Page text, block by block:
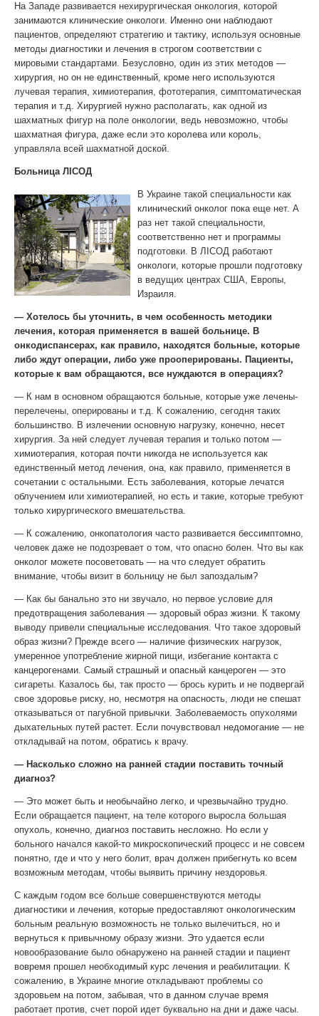
На Западе развивается нехирургическая онкология, которой
занимаются клинические онкологи. Именно они наблюдают
пациентов, определяют стратегию и тактику, используя основные
методы диагностики и лечения в строгом соответствии с
мировыми стандартами. Безусловно, один из этих методов —
хирургия, но он не единственный, кроме него используются
лучевая терапия, химиотерапия, фототерапия, симптоматическая
терапия и т.д. Хирургией нужно располагать, как одной из
шахматных фигур на поле онкологии, ведь невозможно, чтобы
шахматная фигура, даже если это королева или король,
управляла всей шахматной доской.
Больница ЛІСОД
В Украине такой специальности как
клинический онколог пока еще нет. А
раз нет такой специальности,
соответственно нет и программы
подготовки. В ЛІСОД работают
онкологи, которые прошли подготовку
в ведущих центрах США, Европы,
Израиля.
— Хотелось бы уточнить, в чем особенность методики
лечения, которая применяется в вашей больнице. В
онкодиспансерах, как правило, находятся больные, которые
либо ждут операции, либо уже прооперированы. Пациенты,
которые к вам обращаются, все нуждаются в операциях?
— К нам в основном обращаются больные, которые уже лечены-
перелечены, оперированы и т.д. К сожалению, сегодня таких
большинство. В излечении основную нагрузку, конечно, несет
хирургия. За ней следует лучевая терапия и только потом —
химиотерапия, которая почти никогда не используется как
единственный метод лечения, она, как правило, применяется в
сочетании с остальными. Есть заболевания, которые лечатся
облучением или химиотерапией, но есть и такие, которые требуют
только хирургического вмешательства.
— К сожалению, онкопатология часто развивается бессимптомно,
человек даже не подозревает о том, что опасно болен. Что вы как
онколог можете посоветовать — на что следует обратить
внимание, чтобы визит в больницу не был запоздалым?
— Как бы банально это ни звучало, но первое условие для
предотвращения заболевания — здоровый образ жизни. К такому
выводу привели специальные исследования. Что такое здоровый
образ жизни? Прежде всего — наличие физических нагрузок,
умеренное употребление жирной пищи, избегание контакта с
канцерогенами. Самый страшный и опасный канцероген — это
сигареты. Казалось бы, так просто — брось курить и не подвергай
свое здоровье риску, но, несмотря на опасность, люди не спешат
отказываться от пагубной привычки. Заболеваемость опухолями
дыхательных путей растет. Если почувствовал недомогание — не
откладывай на потом, обратись к врачу.
— Насколько сложно на ранней стадии поставить точный
диагноз?
— Это может быть и необычайно легко, и чрезвычайно трудно.
Если обращается пациент, на теле которого выросла большая
опухоль, конечно, диагноз поставить несложно. Но если у
больного начался какой-то микроскопический процесс и не совсем
понятно, где и что у него болит, врач должен прибегнуть ко всем
возможным методам, чтобы выявить причину нездоровья.
С каждым годом все больше совершенствуются методы
диагностики и лечения, которые предоставляют онкологическим
больным реальную возможность не только вылечиться, но и
вернуться к привычному образу жизни. Это удается если
новообразование было обнаружено на ранней стадии и пациент
вовремя прошел необходимый курс лечения и реабилитации. К
сожалению, в Украине многие откладывают проблемы со
здоровьем на потом, забывая, что в данном случае время
работает против, счет порой идет буквально на дни и даже часы.